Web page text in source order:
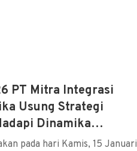
PT Mitra Integrasi
Usung Strategi
Dinamika
Globalpada hari Kamis, 15 Januari